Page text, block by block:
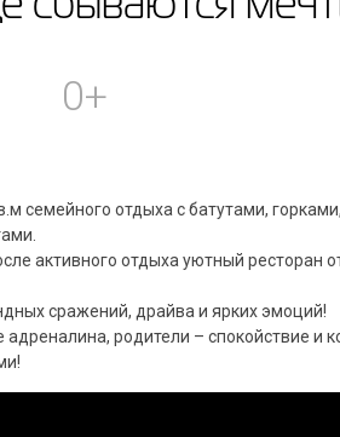
0+
семейного отдыха с батутами,
активного отдыха уютный ресторан
сражений, драйва и ярких эмоций!
родители – спокойствие и